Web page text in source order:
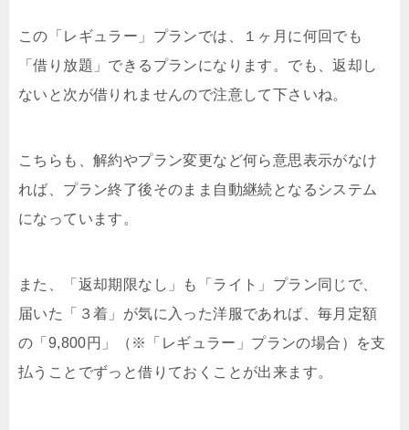
この「レギュラー」プランでは、１ヶ月に何回でも
「借り放題」できるプランになります。でも、返却し
ないと次が借りれませんので注意して下さいね。
こちらも、解約やプラン変更など何ら意思表示がなけ
れば、プラン終了後そのまま自動継続となるシステム
になっています。
また、「返却期限なし」も「ライト」プラン同じで、
届いた「３着」が気に入った洋服であれば、毎月定額
の「9,800円」（※「レギュラー」プランの場合）を支
払うことでずっと借りておくことが出来ます。